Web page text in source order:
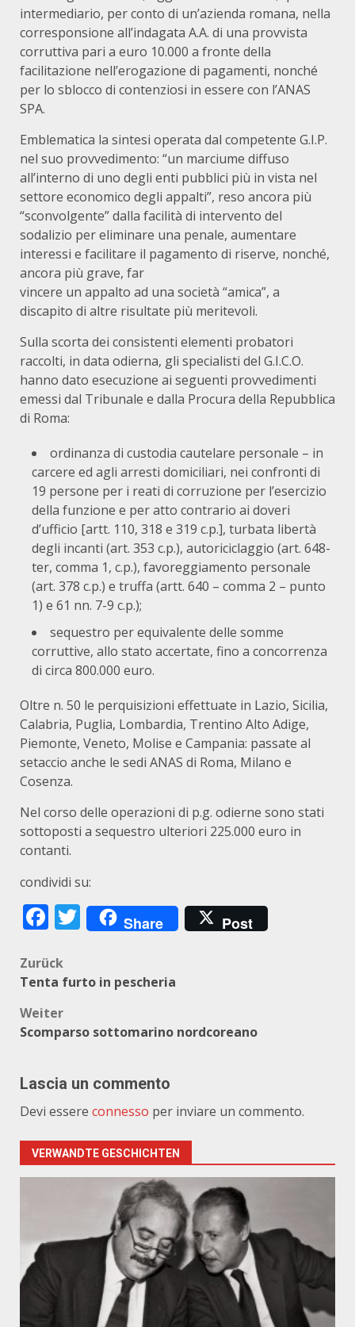
intermediario, per conto di un’azienda romana, nella
corresponsione all’indagata A.A. di una provvista
corruttiva pari a euro 10.000 a fronte della
facilitazione nell’erogazione di pagamenti, nonché
per lo sblocco di contenziosi in essere con l’ANAS
SPA.
Emblematica la sintesi operata dal competente G.I.P.
nel suo provvedimento: “un marciume diffuso
all’interno di uno degli enti pubblici più in vista nel
settore economico degli appalti”, reso ancora più
“sconvolgente” dalla facilità di intervento del
sodalizio per eliminare una penale, aumentare
interessi e facilitare il pagamento di riserve, nonché,
ancora più grave, far
vincere un appalto ad una società “amica”, a
discapito di altre risultate più meritevoli.
Sulla scorta dei consistenti elementi probatori
raccolti, in data odierna, gli specialisti del G.I.C.O.
hanno dato esecuzione ai seguenti provvedimenti
emessi dal Tribunale e dalla Procura della Repubblica
di Roma:
ordinanza di custodia cautelare personale – in
carcere ed agli arresti domiciliari, nei confronti di
19 persone per i reati di corruzione per l’esercizio
della funzione e per atto contrario ai doveri
d’ufficio [artt. 110, 318 e 319 c.p.], turbata libertà
degli incanti (art. 353 c.p.), autoriciclaggio (art. 648-
ter, comma 1, c.p.), favoreggiamento personale
(art. 378 c.p.) e truffa (artt. 640 – comma 2 – punto
1) e 61 nn. 7-9 c.p.);
sequestro per equivalente delle somme
corruttive, allo stato accertate, fino a concorrenza
di circa 800.000 euro.
Oltre n. 50 le perquisizioni effettuate in Lazio, Sicilia,
Calabria, Puglia, Lombardia, Trentino Alto Adige,
Piemonte, Veneto, Molise e Campania: passate al
setaccio anche le sedi ANAS di Roma, Milano e
Cosenza.
Nel corso delle operazioni di p.g. odierne sono stati
sottoposti a sequestro ulteriori 225.000 euro in
contanti.
condividi su:
Facebook
Twitter
Share Post
Beitragsnavigation
Zurück
Tenta furto in pescheria
Weiter
Scomparso sottomarino nordcoreano
Lascia un commento
Devi essere connesso per inviare un commento.
VERWANDTE GESCHICHTEN